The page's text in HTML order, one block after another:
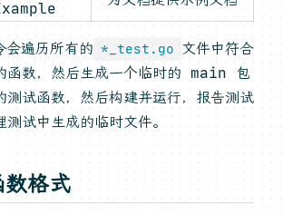
会遍历所有的 *_test.go 文件中符合
函数，然后生成一个临时的 main 包
测试函数，然后构建并运行，报告测试
试中生成的临时文件。
格式